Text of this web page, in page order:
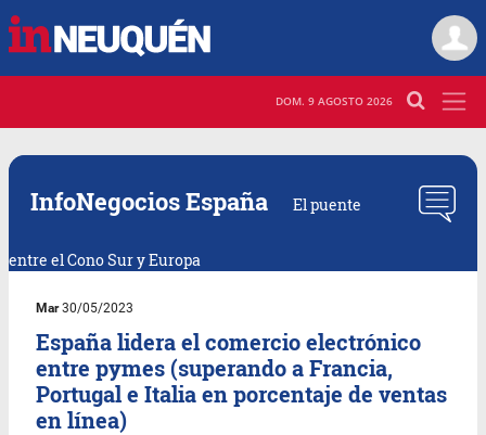
DOM. 9 AGOSTO 2026
InfoNegocios España El puente
entre el Cono Sur y Europa
Mar30/05/2023
España lidera el comercio electrónico
entre pymes (superando a Francia,
Portugal e Italia en porcentaje de ventas
en línea)